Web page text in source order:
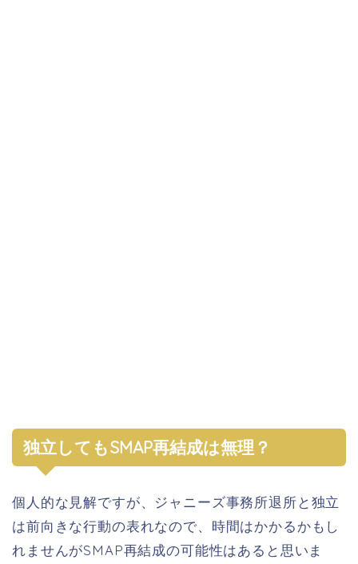
独立してもSMAP再結成は無理？
個人的な見解ですが、ジャニーズ事務所退所と独立
は前向きな行動の表れなので、時間はかかるかもし
れませんがSMAP再結成の可能性はあると思いま